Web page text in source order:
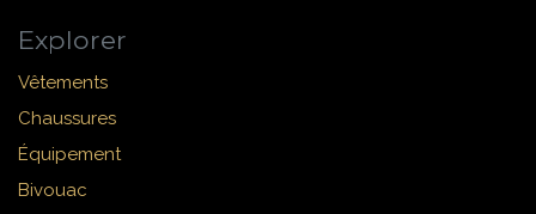
Explorer
Vêtements
Chaussures
Équipement
Bivouac